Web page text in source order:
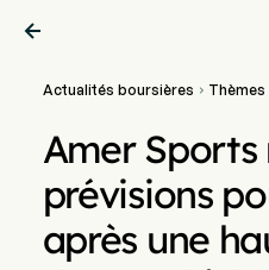

Actualités boursières  Thèmes
Amer Sports
prévisions
après une